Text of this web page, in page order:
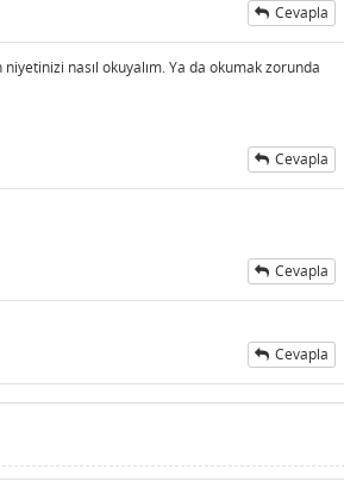
Cevapla
nasıl okuyalım. Ya da okumak zorunda
Cevapla
Cevapla
Cevapla